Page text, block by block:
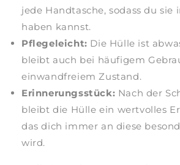
jede Handtasche, sodass du sie
haben kannst.
Pflegeleicht: Die Hülle ist
bleibt auch bei häufigem
einwandfreiem Zustand.
Erinnerungsstück: Nach der
bleibt die Hülle ein wertvolles
das dich immer an diese
wird.